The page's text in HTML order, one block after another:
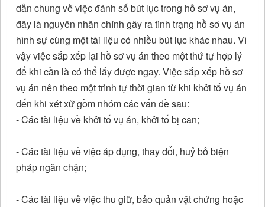
dẫn chung về việc đánh số bút lục trong hồ sơ vụ án,
đây là nguyên nhân chính gây ra tình trạng hồ sơ vụ án
hình sự cùng một tài liệu có nhiều bút lục khác nhau. Vì
vậy việc sắp xếp lại hồ sơ vụ án theo một thứ tự hợp lý
để khi cần là có thể lấy được ngay. Việc sắp xếp hồ sơ
vụ án nên theo một trình tự thời gian từ khi khởi tố vụ án
đến khi xét xử gồm nhóm các vấn đề sau:
- Các tài liệu về khởi tố vụ án, khởi tố bị can;
- Các tài liệu về việc áp dụng, thay đổi, huỷ bỏ biện
pháp ngăn chặn;
- Các tài liệu về việc thu giữ, bảo quản vật chứng hoặc